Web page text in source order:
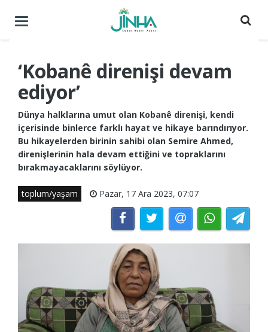
Menüyü
‘Kobanê direnişi devam
ediyor’
Dünya halklarına umut olan Kobanê direnişi, kendi
içerisinde binlerce farklı hayat ve hikaye barındırıyor.
Bu hikayelerden birinin sahibi olan Semire Ahmed,
direnişlerinin hala devam ettiğini ve topraklarını
bırakmayacaklarını söylüyor.
toplum/yaşam Pazar, 17 Ara 2023, 07:07